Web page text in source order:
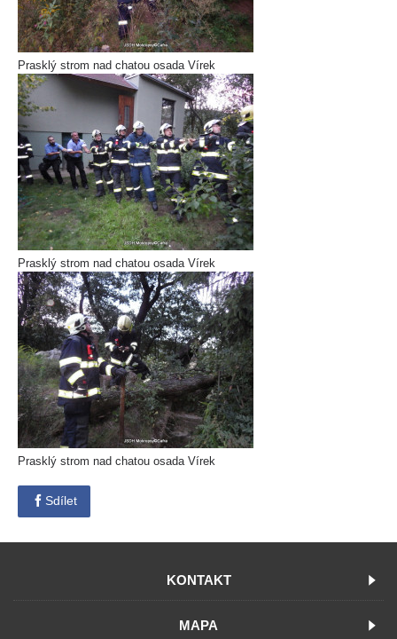
Prasklý strom nad chatou osada Vírek
Prasklý strom nad chatou osada Vírek
Prasklý strom nad chatou osada Vírek
Sdílet
KONTAKT
MAPA